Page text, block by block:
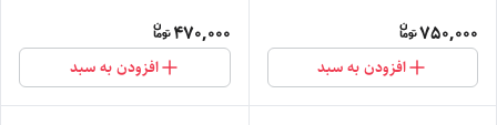
750,000
افزودن به سبد
470,000
افزودن به سبد